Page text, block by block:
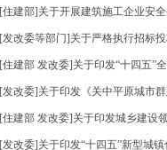
[住建部]关于开展建筑施工企业安
[发改委等部门]关于严格执行招标
[住建部 发改委]关于印发“十四五”
[发改委]关于印发《关中平原城市
[住建部 发改委]关于印发城乡建设
[发改委]关于印发“十四五”新型城